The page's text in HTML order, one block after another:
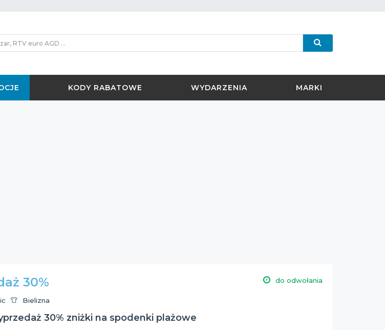
KODY RABATOWE WYDARZENIA MARKI
30% do odwołania
Bielizna
30% zniżki na spodenki plażowe